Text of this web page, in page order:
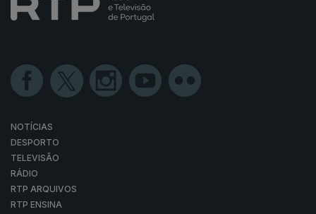
NOTÍCIAS
DESPORTO
TELEVISÃO
RÁDIO
RTP ARQUIVOS
RTP ENSINA